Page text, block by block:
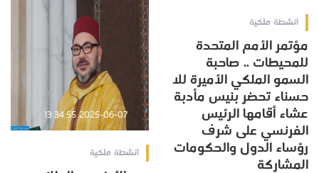
انشطة ملكية
مؤتمر الأمم المتحدة
للمحيطات .. صاحبة
السمو الملكي الأميرة للا
حسناء تحضر بنيس مأدبة
عشاء أقامها الرئيس
الفرنسي على شرف
رؤساء الدول والحكومات
المشاركة
2025-06-07 13:34:55
انشطة ملكية